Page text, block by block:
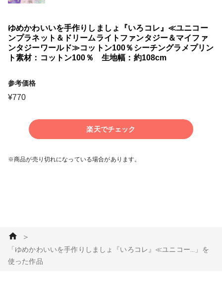
ゆめかわいいを手作りしましょ『いろコレ』≪ユニコー
ンプラネット＆ドリームライトファンタジー＆マイファ
ンタジーワールド≫コットン100％シーチングラメプリン
ト素材：コットン100％ 生地幅：約108cm
参考価格
¥770
楽天でチェック
※商品が売り切れになっている場合があります。
＞
「ゆめかわいいを手作りしましょ『いろコレ』≪ユニコー...」を
使った作品